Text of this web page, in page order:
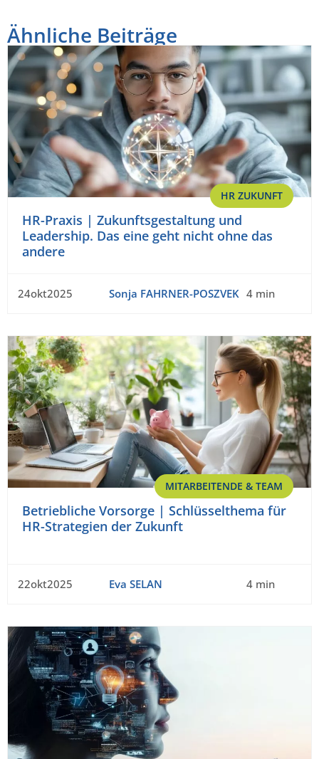
Ähnliche Beiträge
HR ZUKUNFT
HR-Praxis | Zukunftsgestaltung und
Leadership. Das eine geht nicht ohne das
andere
24okt2025 Sonja FAHRNER-POSZVEK 4 min
MITARBEITENDE & TEAM
Betriebliche Vorsorge | Schlüsselthema für
HR-Strategien der Zukunft
22okt2025 Eva SELAN 4 min